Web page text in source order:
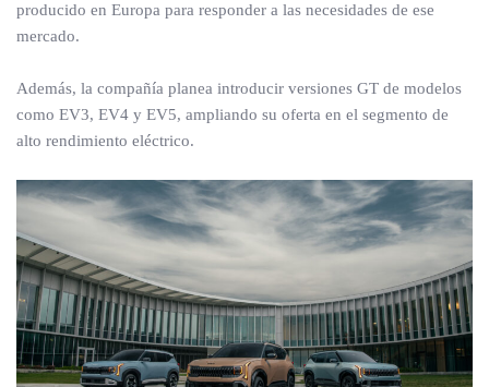
producido en Europa para responder a las necesidades de ese
mercado.
Además, la compañía planea introducir versiones GT de modelos
como EV3, EV4 y EV5, ampliando su oferta en el segmento de
alto rendimiento eléctrico.